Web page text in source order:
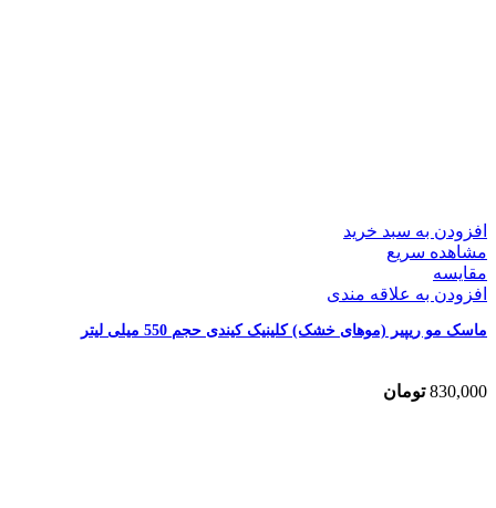
افزودن به سبد خرید
مشاهده سریع
مقایسه
افزودن به علاقه مندی
ماسک مو ریپیر (موهای خشک) کلینیک کیندی حجم 550 میلی لیتر
830,000 تومان